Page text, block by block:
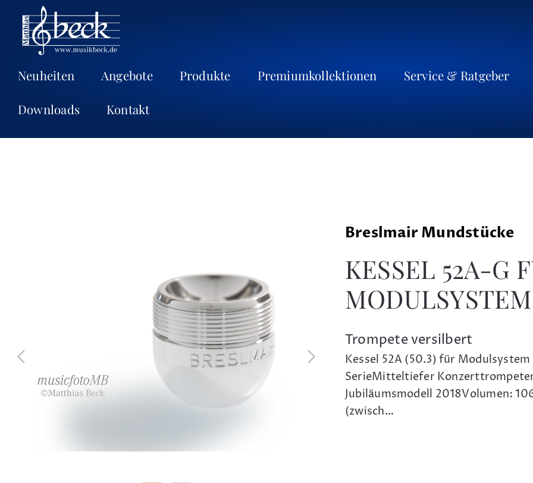
Neuheiten Angebote Produkte Premiumkollektionen Service & Ratgeber
Downloads Kontakt
Breslmair Mundstücke
KESSEL 52A-G
MODULSYSTEM
Trompete versilbert
Kessel 52A (50.3) für
SerieMitteltiefer
Jubiläumsmodell 2018Volumen:
(zwisch…